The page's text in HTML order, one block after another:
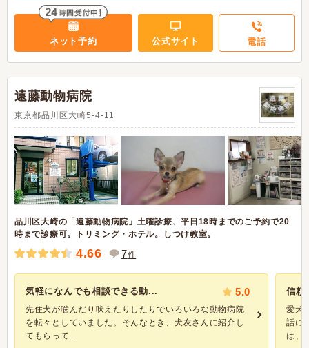
ネット予約 公式サイト 電話
遠藤動物病院
東京都品川区大崎5-4-11
品川区大崎の「遠藤動物病院」土曜診療、平日18時までのご予約で20
時まで診療可。トリミング・ホテル。しつけ教室。
4.66 7件
気軽になんでも相談できる動... 5.0
先住犬が噛んだり吠えたりしたりでいろいろな動物病院
を転々としていました。そんなとき、犬友さんに紹介し
てもらって...
信頼
愛犬
話に
は、